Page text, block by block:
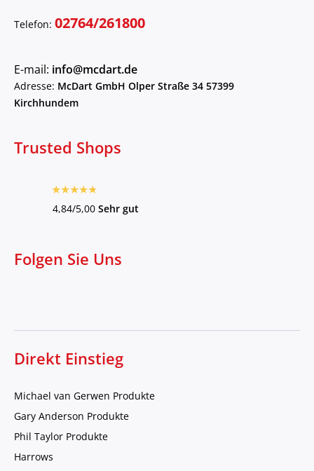
Telefon: 02764/261800
E-mail: info@mcdart.de
Adresse: McDart GmbH Olper Straße 34 57399
Kirchhundem
Trusted Shops
4,84/5,00 Sehr gut
Folgen Sie Uns
Direkt Einstieg
Michael van Gerwen Produkte
Gary Anderson Produkte
Phil Taylor Produkte
Harrows